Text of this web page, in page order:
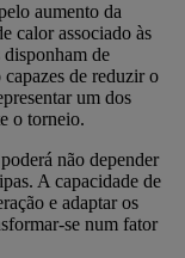
aumento da
calor associado às
disponham de
de reduzir o
um dos
o torneio.
não depender
A capacidade de
e adaptar os
se num fator